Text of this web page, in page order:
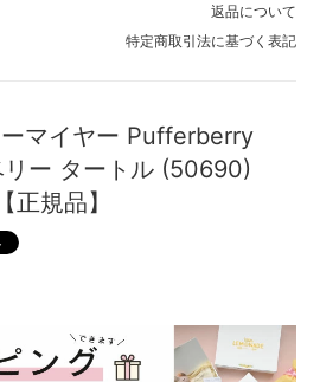
返品について
特定商取引法に基づく表記
マイヤー Pufferberry
リー タートル (50690)
正規品】